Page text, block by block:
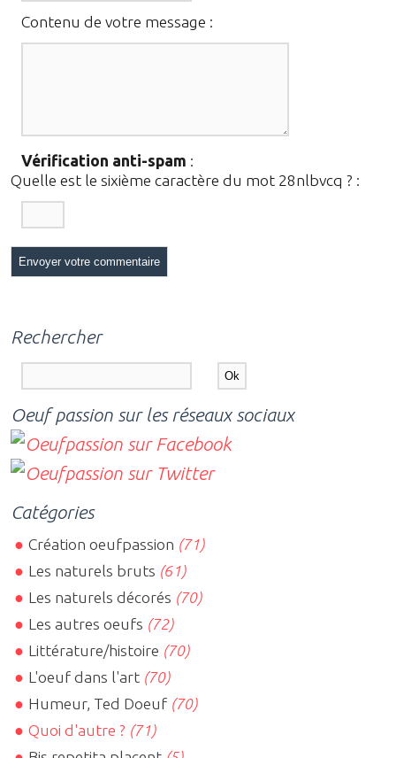
Contenu de votre message :
Vérification anti-spam :
Quelle est le sixième caractère du mot 28nlbvcq ? :
Rechercher
Oeuf passion sur les réseaux sociaux
Catégories
Création oeufpassion (71)
Les naturels bruts (61)
Les naturels décorés (70)
Les autres oeufs (72)
Littérature/histoire (70)
L'oeuf dans l'art (70)
Humeur, Ted Doeuf (70)
Quoi d'autre ? (71)